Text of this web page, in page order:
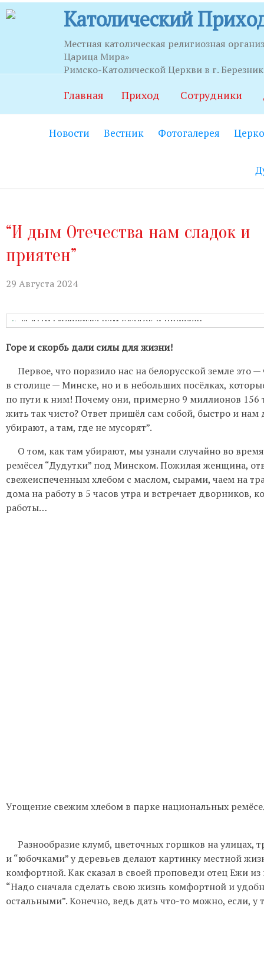
Католический
Местная католическая религиозная
Царица Мира»
Римско-Католической Церкви в г.
Главная Приход Сотрудники
Новости Вестник Фотогалерея
“И дым Отечества нам сладок и
приятен”
29 Августа 2024
Горе и скорбь дали силы для жизни!
Первое, что поразило нас на белорусской земле это —
в столице — Минске, но и в небольших посёлках,
по пути к ним! Почему они, примерно 9 миллионов 156
жить так чисто? Ответ пришёл сам собой, быстро и нам
убирают, а там, где не мусорят”.
О том, как там убирают, мы узнали случайно во
ремёсел “Дудутки” под Минском. Пожилая женщина,
свежеиспеченным хлебом с маслом, сырами, чаем на
дома на работу в 5 часов утра и встречает дворников,
работы…
Угощение свежим хлебом в парке национальных
Разнообразие клумб, цветочных горшков на улицах,
и“юбочками”у деревьев делают картинку местной
комфортной.Как сказал в своей проповеди отец Ежи
“Надо сначала сделать свою жизнь комфортной и
остальными”.Конечно, ведь дать что-то можно, если, у
Часы приема
Храм:Главный вход на
Часовня Св.Серафима Саровского:
06.00 до 22.00 (по звонку
до 20.00.
актуальном расписании.
телефону 8-961-757-51-14.